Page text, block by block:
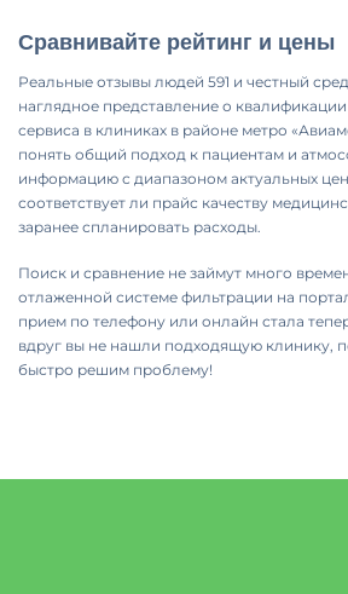
Сравнивайте рейтинг и цены
Реальные отзывы людей 591 и честный
наглядное представление о
сервиса в клиниках в районе метро
понять общий подход к пациентам и
информацию с диапазоном актуальных
соответствует ли прайс качеству
заранее спланировать расходы.
Поиск и сравнение не займут много
отлаженной системе фильтрации на
прием по телефону или онлайн стала
вдруг вы не нашли подходящую клинику,
быстро решим проблему!